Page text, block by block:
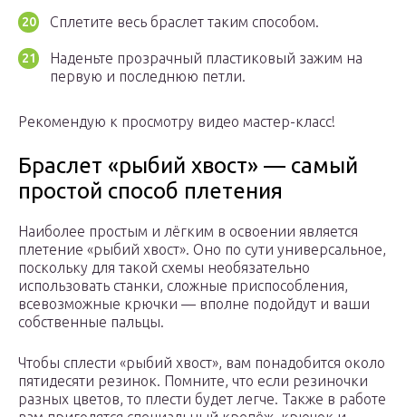
Сплетите весь браслет таким способом.
Наденьте прозрачный пластиковый зажим на
первую и последнюю петли.
Рекомендую к просмотру видео мастер-класс!
Браслет «рыбий хвост» — самый
простой способ плетения
Наиболее простым и лёгким в освоении является
плетение «рыбий хвост». Оно по сути универсальное,
поскольку для такой схемы необязательно
использовать станки, сложные приспособления,
всевозможные крючки — вполне подойдут и ваши
собственные пальцы.
Чтобы сплести «рыбий хвост», вам понадобится около
пятидесяти резинок. Помните, что если резиночки
разных цветов, то плести будет легче. Также в работе